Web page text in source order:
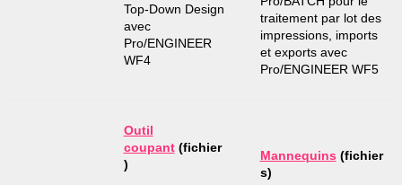
Top-Down Design
avec
Pro/ENGINEER
WF4
traitement par lot des
impressions, imports
et exports avec
Pro/ENGINEER WF5
Outil
coupant(fichier
)
Mannequins (fichier
s)